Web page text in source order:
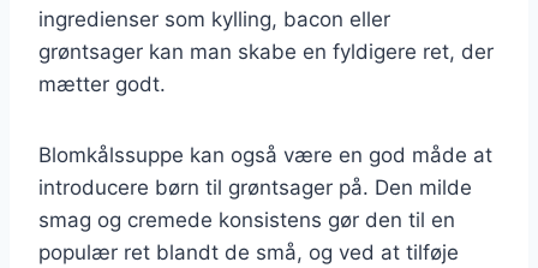
ingredienser som kylling, bacon eller
grøntsager kan man skabe en fyldigere ret, der
mætter godt.
Blomkålssuppe kan også være en god måde at
introducere børn til grøntsager på. Den milde
smag og cremede konsistens gør den til en
populær ret blandt de små, og ved at tilføje